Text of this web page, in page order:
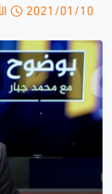
2021/01/10 الأحد 10:32 ص